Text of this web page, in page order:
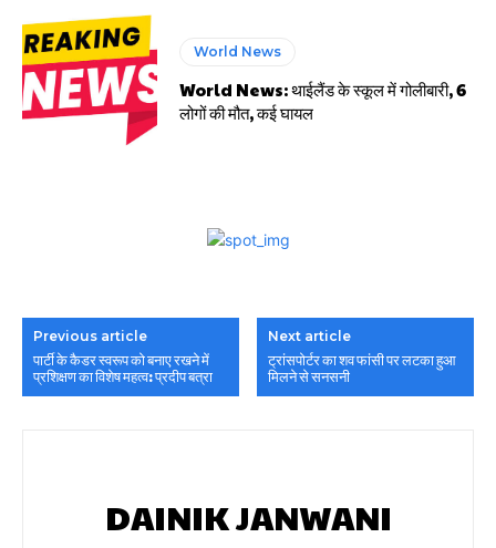
World News
World News: थाईलैंड के स्कूल में गोलीबारी, 6
लोगों की मौत, कई घायल
Previous article
पार्टी के कैडर स्वरूप को बनाए रखने में
प्रशिक्षण का विशेष महत्व: प्रदीप बत्रा
Next article
ट्रांसपोर्टर का शव फांसी पर लटका हुआ
मिलने से सनसनी
DAINIK JANWANI